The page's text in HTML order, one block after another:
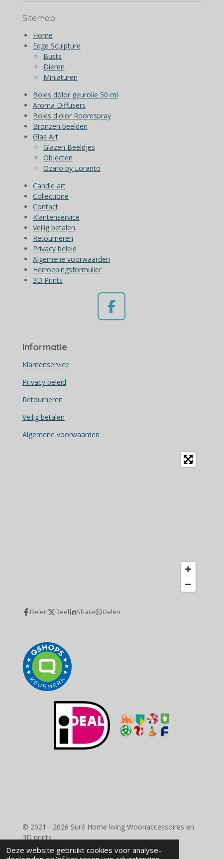
Deze website gebruikt cookies voor analyse-
Sitemap
Home
Edge Sculpture
Busts
Dieren
Miniaturen
Boles dólor geurolie 50 ml
Aroma Diffusers
Boles d'olor Roomspray
Bronzen beelden
Glas Art
Glazen Beeldjes
Objecten
Ozaro by Loranto
Candle art
Collectione
Contact
Klantenservice
Veilig betalen
Retourneren
Privacy beleid
Algemene voorwaarden
Herroepingsformulier
3D Prints
F
Informatie
Klantenservice
Privacy beleid
Retourneren
Veilig betalen
Algemene voorwaarden
Delen Deel Share Delen
© 2021 - 2026 Suré Home living Woonaccessoires en
3D prints
Powered byJouwWeb